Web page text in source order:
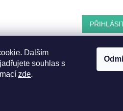
Dalším
souhlas s
zde.